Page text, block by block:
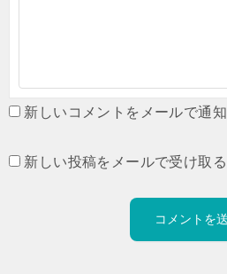
新しいコメントをメールで通知
新しい投稿をメールで受け取る